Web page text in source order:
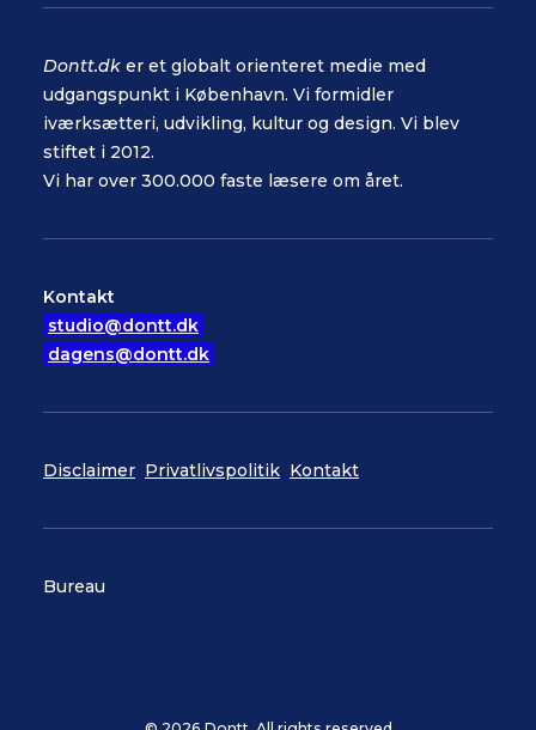
Dontt.dk er et globalt orienteret medie med
udgangspunkt i København. Vi formidler
iværksætteri, udvikling, kultur og design. Vi blev
stiftet i 2012.
Vi har over 300.000 faste læsere om året.
Kontakt
studio@dontt.dk
dagens@dontt.dk
Disclaimer Privatlivspolitik Kontakt
Bureau